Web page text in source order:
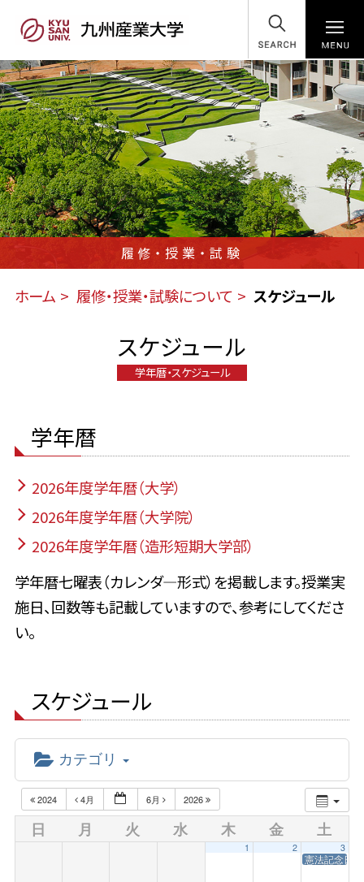
SEARCH
履修・授業・試験
ホーム 履修・授業・試験について スケジュール
スケジュール
学年暦・スケジュール
学年暦
2026年度学年暦（大学）
2026年度学年暦（大学院）
2026年度学年暦（造形短期大学部）
学年暦七曜表（カレンダ―形式）を掲載します。授業実
施日、回数等も記載していますので、参考にしてくださ
い。
スケジュール
カテゴリ
2024 4月 6月 2026
日 月 火 水 木 金 土
1 2 3
憲法記念日